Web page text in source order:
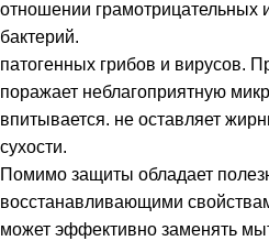
отношении грамотрицательных
бактерий.
патогенных грибов и вирусов.
поражает неблагоприятную
впитывается. не оставляет
сухости.
Помимо защиты обладает
восстанавливающими
может эффективно заменять